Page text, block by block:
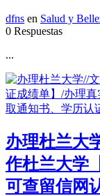
dfns en Salud y
0 Respuestas
...
办理杜兰大
作杜兰大学
可查留信网